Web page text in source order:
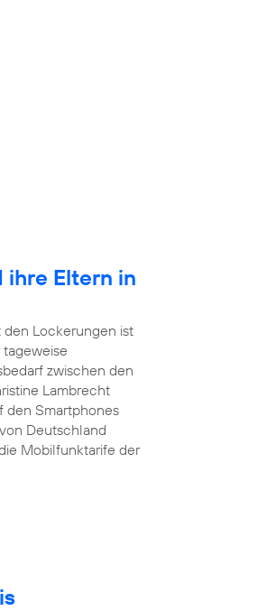
Eltern in
den Lockerungen ist
zwischen den
Lambrecht
den Smartphones
Deutschland
Mobilfunktarife der